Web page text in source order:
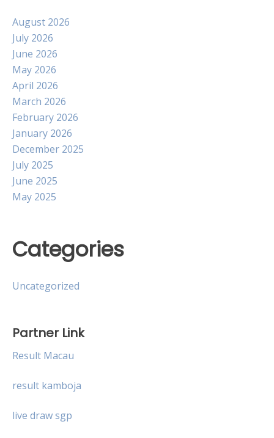
August 2026
July 2026
June 2026
May 2026
April 2026
March 2026
February 2026
January 2026
December 2025
July 2025
June 2025
May 2025
Categories
Uncategorized
Partner Link
Result Macau
result kamboja
live draw sgp